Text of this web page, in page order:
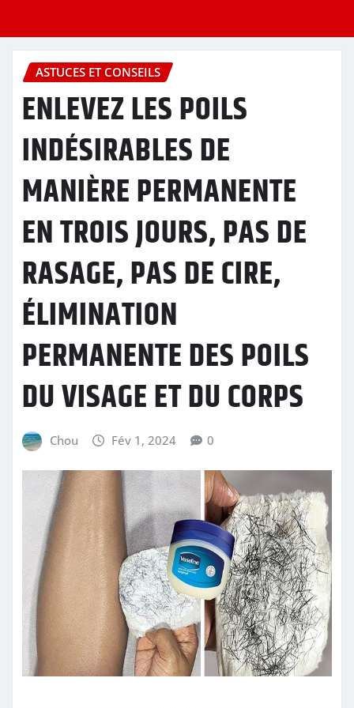
ASTUCES ET CONSEILS
ENLEVEZ LES POILS
INDÉSIRABLES DE
MANIÈRE PERMANENTE
EN TROIS JOURS, PAS DE
RASAGE, PAS DE CIRE,
ÉLIMINATION
PERMANENTE DES POILS
DU VISAGE ET DU CORPS
Chou Fév 1, 2024 0